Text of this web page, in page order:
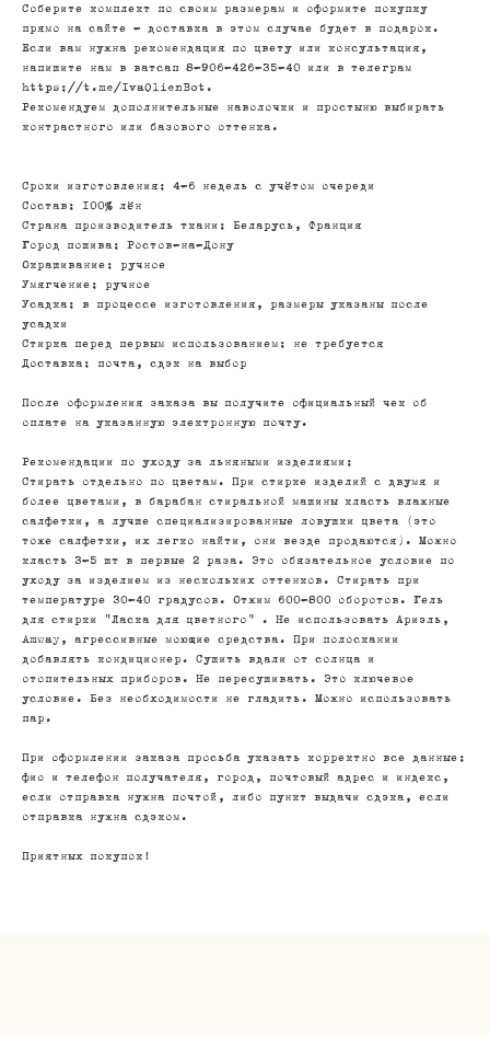
Соберите комплект по своим размерам и оформите покупку
прямо на сайте - доставка в этом случае будет в подарок.
Если вам нужна рекомендация по цвету или консультация,
напишите нам в ватсап 8-906-426-35-40 или в телеграм
https://t.me/IvaOlienBot.
Рекомендуем дополнительные наволочки и простыню выбирать
контрастного или базового оттенка.
Сроки изготовления: 4-6 недель с учётом очереди
Состав: 100% лён
Страна производитель ткани: Беларусь, Франция
Город пошива: Ростов-на-Дону
Окрашивание: ручное
Умягчение: ручное
Усадка: в процессе изготовления, размеры указаны после
усадки
Стирка перед первым использованием: не требуется
Доставка: почта, сдэк на выбор
После оформления заказа вы получите официальный чек об
оплате на указанную электронную почту.
Рекомендации по уходу за льняными изделиями:
Стирать отдельно по цветам. При стирке изделий с двумя и
более цветами, в барабан стиральной машины класть влажные
салфетки, а лучше специализированные ловушки цвета (это
тоже салфетки, их легко найти, они везде продаются). Можно
класть 3-5 шт в первые 2 раза. Это обязательное условие по
уходу за изделием из нескольких оттенков. Стирать при
температуре 30-40 градусов. Отжим 600-800 оборотов. Гель
для стирки "Ласка для цветного" . Не использовать Ариэль,
Amway, агрессивные моющие средства. При полоскании
добавлять кондиционер. Сушить вдали от солнца и
отопительных приборов. Не пересушивать. Это ключевое
условие. Без необходимости не гладить. Можно использовать
пар.
При оформлении заказа просьба указать корректно все данные:
фио и телефон получателя, город, почтовый адрес и индекс,
если отправка нужна почтой, либо пункт выдачи сдэка, если
отправка нужна сдэком.
Приятных покупок!